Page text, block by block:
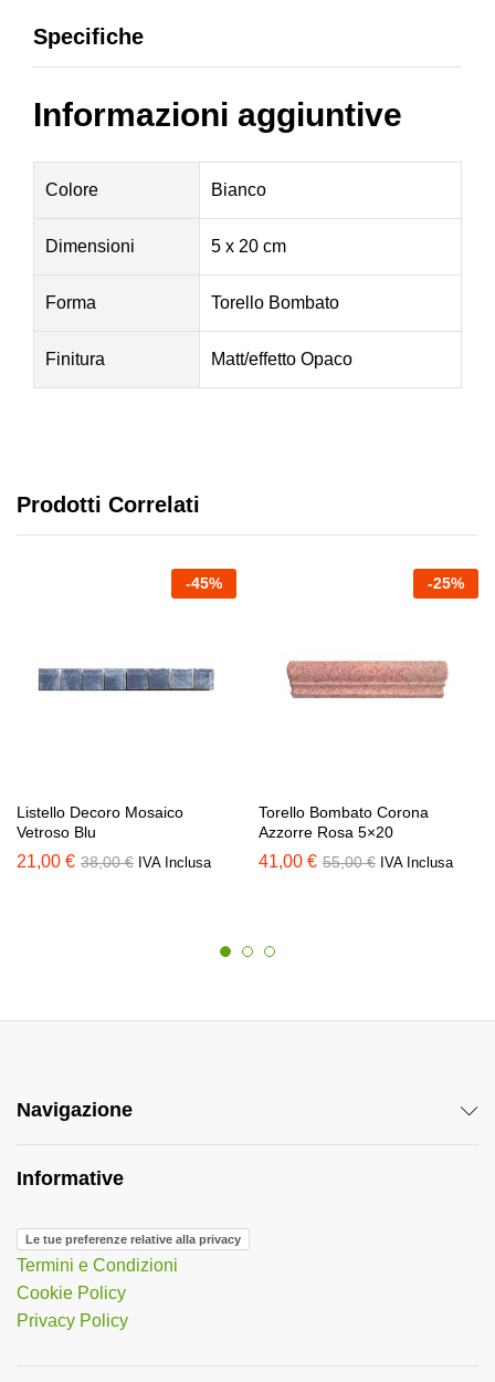
Specifiche
Informazioni aggiuntive
Colore Bianco
Dimensioni 5 x 20 cm
Forma Torello Bombato
Finitura Matt/effetto Opaco
Prodotti Correlati
-45%
Listello Decoro Mosaico
Vetroso Blu
21,00 € 38,00€ IVA Inclusa
-25%
Torello Bombato Corona
Azzorre Rosa 5×20
41,00 € 55,00€ IVA Inclusa
Navigazione
Informative
Le tue preferenze relative alla privacy
Termini e Condizioni
Cookie Policy
Privacy Policy